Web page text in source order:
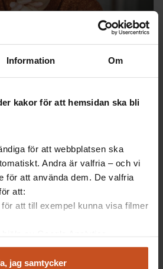
Information Om
kakor för att hemsidan ska bli
för att webbplatsen ska
Andra är valfria – och vi
för att använda dem. De valfria
att:
att till exempel kunna visa filmer
att kunna visa riktad information
jag samtycker
arbetsmiljöarbete för
Är anpassad till kommuner,
friska